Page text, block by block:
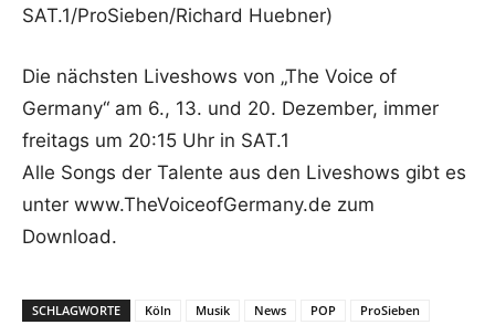
SAT.1/ProSieben/Richard Huebner)
Die nächsten Liveshows von „The Voice of
Germany“ am 6., 13. und 20. Dezember, immer
freitags um 20:15 Uhr in SAT.1
Alle Songs der Talente aus den Liveshows gibt es
unter www.TheVoiceofGermany.de zum
Download.
SCHLAGWORTE Köln Musik News POP
ProSieben